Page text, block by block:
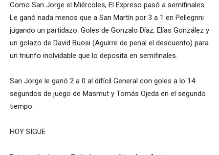
Como San Jorge el Miércoles, El Expreso pasó a semifinales.
Le ganó nada menos que a San Martín por 3 a 1 en Pellegrini
jugando un partidazo. Goles de Gonzalo Díaz, Elías González y
un golazo de David Buosi (Aguirre de penal el descuento) para
un triunfo inolvidable que lo deposita en semifinales.
San Jorge le ganó 2 a 0 al difícil General con goles a lo 14
segundos de juego de Masmut y Tomás Ojeda en el segundo
tiempo.
HOY SIGUE